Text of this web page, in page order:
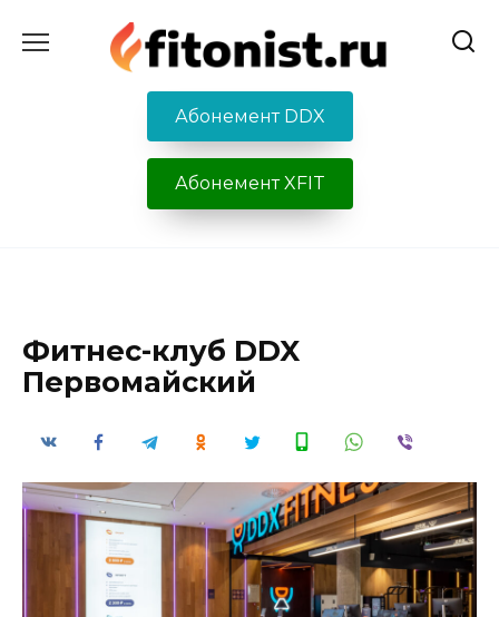
содержанию
Абонемент DDX
Абонемент XFIT
Фитнес-клуб DDX
Первомайский